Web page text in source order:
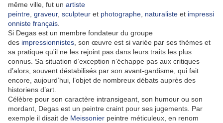
même ville, fut un artiste
peintre graveur, sculpteur et photographe naturaliste et impressi
onniste français
Si Degas est un membre fondateur du groupe
des impressionnistes , son œuvre est si variée par ses thèmes et
sa pratique qu'il ne les rejoint pas dans leurs traits les plus
connus. Sa situation d’exception n’échappe pas aux critiques
d’alors, souvent déstabilisés par son avant-gardisme, qui fait
encore, aujourd’hui, l’objet de nombreux débats auprès des
historiens d’art.
Célèbre pour son caractère intransigeant, son humour ou son
mordant, Degas est un peintre craint pour ses jugements. Par
exemple il disait de Meissonier peintre méticuleux, en renom